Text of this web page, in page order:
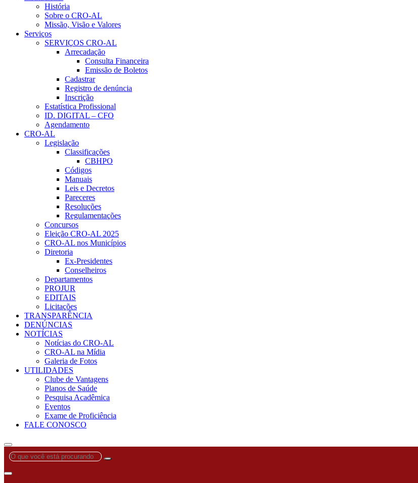
História
Sobre o CRO-AL
Missão, Visão e Valores
Serviços
SERVIÇOS CRO-AL
Arrecadação
Consulta Financeira
Emissão de Boletos
Cadastrar
Registro de denúncia
Inscrição
Estatística Profissional
ID. DIGITAL – CFO
Agendamento
CRO-AL
Legislação
Classificações
CBHPO
Códigos
Manuais
Leis e Decretos
Pareceres
Resoluções
Regulamentações
Concursos
Eleição CRO-AL 2025
CRO-AL nos Municípios
Diretoria
Ex-Presidentes
Conselheiros
Departamentos
PROJUR
EDITAIS
Licitações
TRANSPARÊNCIA
DENÚNCIAS
NOTÍCIAS
Notícias do CRO-AL
CRO-AL na Mídia
Galeria de Fotos
UTILIDADES
Clube de Vantagens
Planos de Saúde
Pesquisa Acadêmica
Eventos
Exame de Proficiência
FALE CONOSCO
O
você